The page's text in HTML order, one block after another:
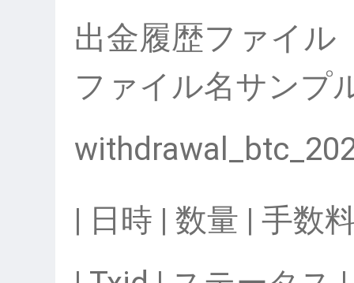
出金履歴ファイル
ファイル名サンプ
| 日時 | 数量 | 手数